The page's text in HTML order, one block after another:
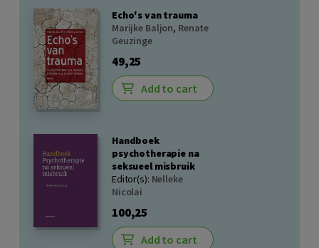
Echo's van trauma
Marijke Baljon, Renate
Geuzinge
49,25
Add to cart
Handboek
psychotherapie na
seksueel misbruik
Editor(s): Nelleke
Nicolai
100,25
Add to cart